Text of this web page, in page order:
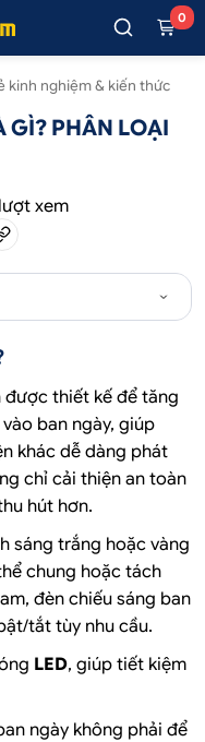
0
kinh nghiệm & kiến thức
GÌ? PHÂN LOẠI
lượt xem
được thiết kế để tăng
ban ngày, giúp
khác dễ dàng phát
chỉ cải thiện an toàn
hút hơn.
sáng trắng hoặc vàng
chung hoặc tách
đèn chiếu sáng ban
tắt tùy nhu cầu.
LED, giúp tiết kiệm
ngày không phải để